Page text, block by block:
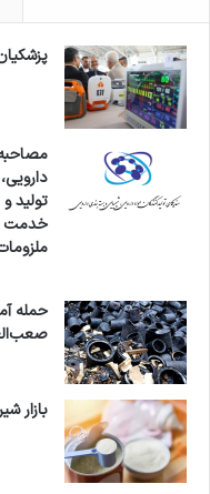
تولید
خدمت
حمله
بازار